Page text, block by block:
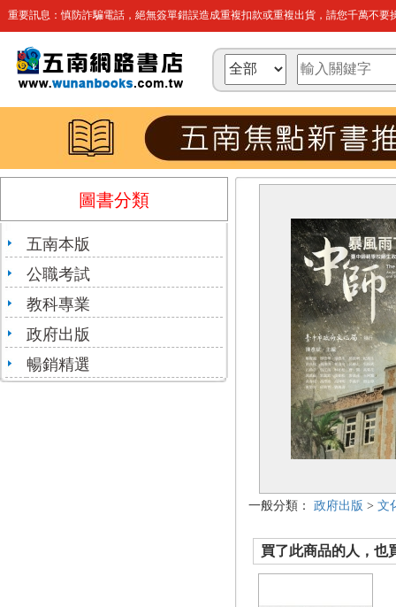
重要訊息：慎防詐騙電話，絕無簽單錯誤造成重複扣款或重複出貨，請您千萬不要
圖書分類
五南本版
公職考試
教科專業
政府出版
暢銷精選
一般分類： 政府出版 > 文
買了此商品的人，也